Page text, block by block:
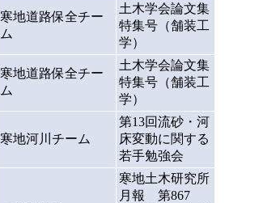
寒地道路保全チー
ム
土木学会論文集
特集号（舗装工
学）
寒地道路保全チー
ム
土木学会論文集
特集号（舗装工
学）
寒地河川チーム
第13回流砂・河
床変動に関する
若手勉強会
寒地土木研究所
月報 第867